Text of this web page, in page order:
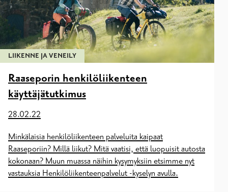
LIIKENNE JA VENEILY
Raaseporin henkilöliikenteen
käyttäjätutkimus
28.02.22
Minkälaisia henkilöliikenteen palveluita kaipaat
Raaseporiin? Millä liikut? Mitä vaatisi, että luopuisit autosta
kokonaan? Muun muassa näihin kysymyksiin etsimme nyt
vastauksia Henkilöliikenteenpalvelut -kyselyn avulla.